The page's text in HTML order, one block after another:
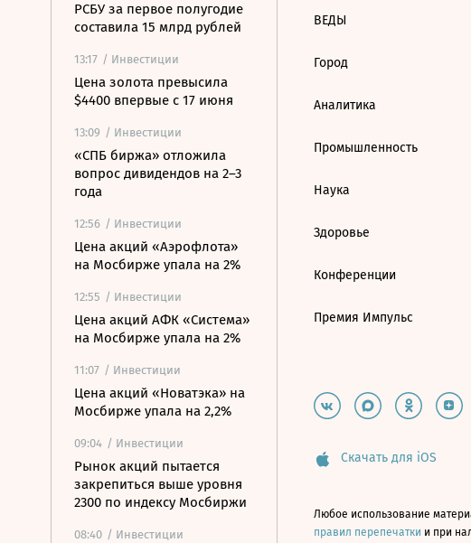
РСБУ за первое полугодие
составила 15 млрд рублей
13:17 / Инвестиции
Цена золота превысила
$4400 впервые с 17 июня
13:09 / Инвестиции
«СПБ биржа» отложила
вопрос дивидендов на 2–3
года
12:56 / Инвестиции
Цена акций «Аэрофлота»
на Мосбирже упала на 2%
12:55 / Инвестиции
Цена акций АФК «Система»
на Мосбирже упала на 2%
11:07 / Инвестиции
Цена акций «Новатэка» на
Мосбирже упала на 2,2%
09:04 / Инвестиции
Рынок акций пытается
закрепиться выше уровня
2300 по индексу Мосбиржи
08:40 / Инвестиции
ВЕДЫ
Город
Аналитика
Промышленность
Наука
Здоровье
Конференции
Премия Импульс
Скачать для iOS
Любое использование
правил перепечатки и при